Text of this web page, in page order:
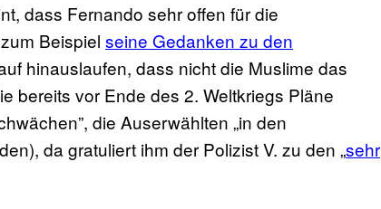
dass Fernando sehr offen für die
Beispiel seine Gedanken zu den
hinauslaufen, dass nicht die Muslime das
bereits vor Ende des 2. Weltkriegs Pläne
die Auserwählten „in den
da gratuliert ihm der Polizist V. zu den „sehr